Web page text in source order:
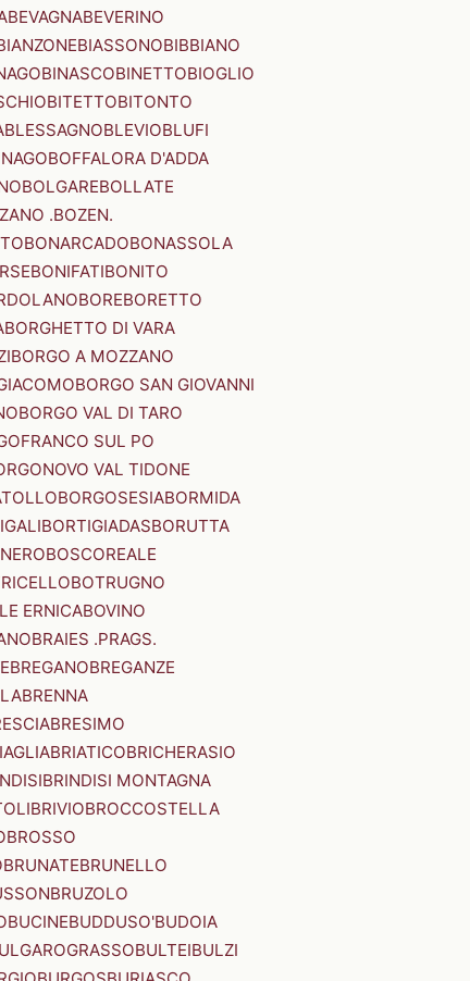
BEVAGNABEVERINO
BIASSONOBIBBIANO
BINASCOBINETTOBIOGLIO
BITETTOBITONTO
BLESSAGNOBLEVIOBLUFI
BOFFALORA D'ADDA
BOLGAREBOLLATE
.BOZEN.
BONARCADOBONASSOLA
BONIFATIBONITO
BOREBORETTO
BORGHETTO DI VARA
BORGO A MOZZANO
BORGO SAN GIOVANNI
BORGO VAL DI TARO
SUL PO
VAL TIDONE
BORGOSESIABORMIDA
BORTIGIADASBORUTTA
BOSCOREALE
BOTRUGNO
ERNICABOVINO
BRAIES .PRAGS.
BREGANOBREGANZE
BRENNA
BRESIMO
BRIATICOBRICHERASIO
BRINDISI MONTAGNA
BRIVIOBROCCOSTELLA
BROSSO
BRUNATEBRUNELLO
BRUZOLO
BUCINEBUDDUSO'BUDOIA
BULTEIBULZI